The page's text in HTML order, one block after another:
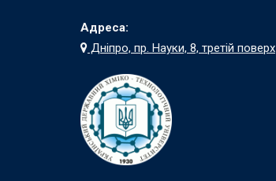
Адреса:
Дніпро, пр. Науки, 8, третій поверх